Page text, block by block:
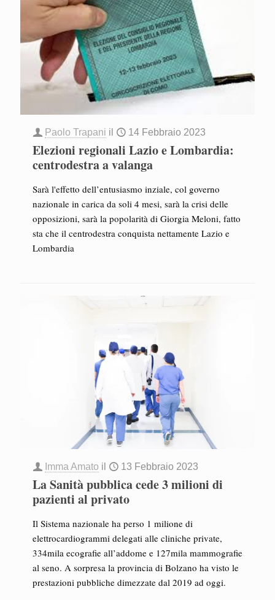
Paolo Trapani il 14 Febbraio 2023
Elezioni regionali Lazio e Lombardia:
centrodestra a valanga
Sarà l'effetto dell’entusiasmo inziale, col governo
nazionale in carica da soli 4 mesi, sarà la crisi delle
opposizioni, sarà la popolarità di Giorgia Meloni, fatto
sta che il centrodestra conquista nettamente Lazio e
Lombardia
Imma Amato il 13 Febbraio 2023
La Sanità pubblica cede 3 milioni di
pazienti al privato
Il Sistema nazionale ha perso 1 milione di
elettrocardiogrammi delegati alle cliniche private,
334mila ecografie all’addome e 127mila mammografie
al seno. A sorpresa la provincia di Bolzano ha visto le
prestazioni pubbliche dimezzate dal 2019 ad oggi.